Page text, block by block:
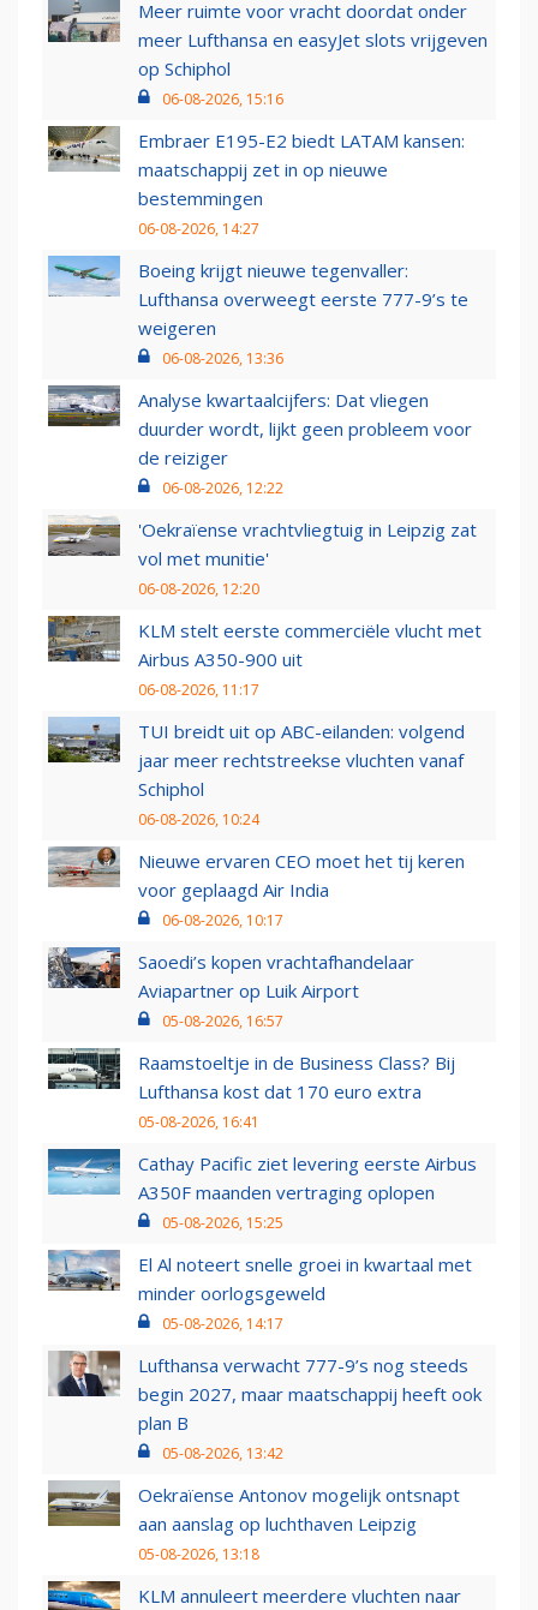
Meer ruimte voor vracht doordat onder
meer Lufthansa en easyJet slots vrijgeven
op Schiphol
06-08-2026, 15:16
Embraer E195-E2 biedt LATAM kansen:
maatschappij zet in op nieuwe
bestemmingen
06-08-2026, 14:27
Boeing krijgt nieuwe tegenvaller:
Lufthansa overweegt eerste 777-9’s te
weigeren
06-08-2026, 13:36
Analyse kwartaalcijfers: Dat vliegen
duurder wordt, lijkt geen probleem voor
de reiziger
06-08-2026, 12:22
'Oekraïense vrachtvliegtuig in Leipzig zat
vol met munitie'
06-08-2026, 12:20
KLM stelt eerste commerciële vlucht met
Airbus A350-900 uit
06-08-2026, 11:17
TUI breidt uit op ABC-eilanden: volgend
jaar meer rechtstreekse vluchten vanaf
Schiphol
06-08-2026, 10:24
Nieuwe ervaren CEO moet het tij keren
voor geplaagd Air India
06-08-2026, 10:17
Saoedi’s kopen vrachtafhandelaar
Aviapartner op Luik Airport
05-08-2026, 16:57
Raamstoeltje in de Business Class? Bij
Lufthansa kost dat 170 euro extra
05-08-2026, 16:41
Cathay Pacific ziet levering eerste Airbus
A350F maanden vertraging oplopen
05-08-2026, 15:25
El Al noteert snelle groei in kwartaal met
minder oorlogsgeweld
05-08-2026, 14:17
Lufthansa verwacht 777-9’s nog steeds
begin 2027, maar maatschappij heeft ook
plan B
05-08-2026, 13:42
Oekraïense Antonov mogelijk ontsnapt
aan aanslag op luchthaven Leipzig
05-08-2026, 13:18
KLM annuleert meerdere vluchten naar